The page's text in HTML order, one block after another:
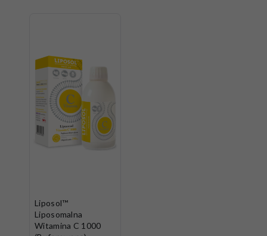
Liposol™
Liposomalna
Witamina C 1000